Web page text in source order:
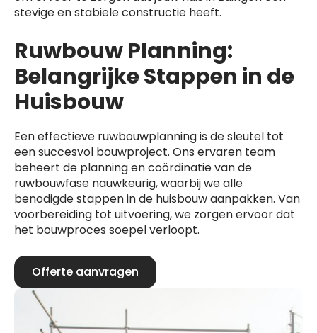
stevige en stabiele constructie heeft.
Ruwbouw Planning:
Belangrijke Stappen in de
Huisbouw
Een effectieve ruwbouwplanning is de sleutel tot
een succesvol bouwproject. Ons ervaren team
beheert de planning en coördinatie van de
ruwbouwfase nauwkeurig, waarbij we alle
benodigde stappen in de huisbouw aanpakken. Van
voorbereiding tot uitvoering, we zorgen ervoor dat
het bouwproces soepel verloopt.
Offerte aanvragen